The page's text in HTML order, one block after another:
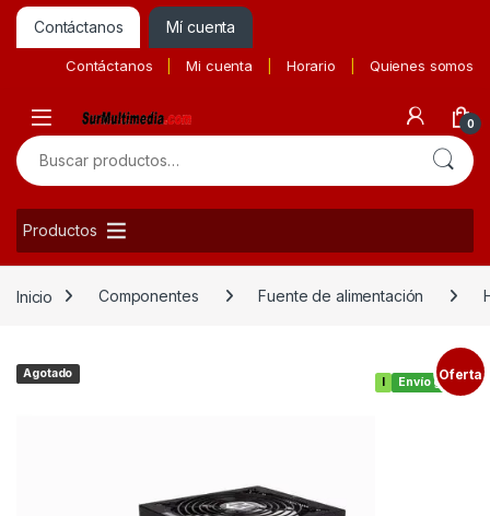
Contáctanos Mí cuenta
Contáctanos Mi cuenta Horario Quienes somos
0
Buscar por:
Productos
Inicio Componentes Fuente de alimentación
Envío gratis
Agotado Oferta